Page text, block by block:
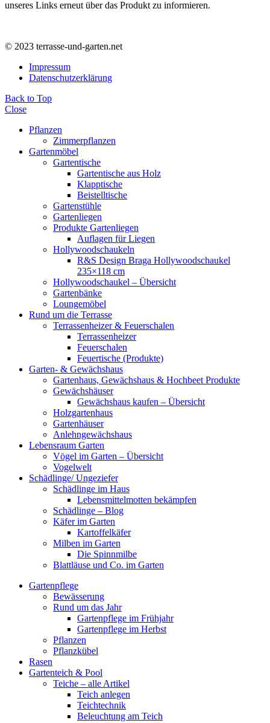
unseres Links erneut über das Produkt zu informieren.
© 2023 terrasse-und-garten.net
Impressum
Datenschutzerklärung
Back to Top
Close
Pflanzen
Zimmerpflanzen
Gartenmöbel
Gartentische
Gartentische aus Holz
Klapptische
Beistelltische
Gartenstühle
Gartenliegen
Produkte Gartenliegen
Auflagen für Liegen
Hollywoodschaukeln
R&S Design Braga Hollywoodschaukel
235×118 cm
Hollywoodschaukel – Übersicht
Gartenbänke
Loungemöbel
Rund um die Terrasse
Terrassenheizer & Feuerschalen
Terrassenheizer
Feuerschalen
Feuertische (Produkte)
Garten- & Gewächshaus
Gartenhaus, Gewächshaus & Hochbeet Produkte
Gewächshäuser
Gewächshaus kaufen – Übersicht
Holzgartenhaus
Gartenhäuser
Anlehngewächshaus
Lebensraum Garten
Vögel im Garten – Übersicht
Vogelwelt
Schädlinge/ Ungeziefer
Schädlinge im Haus
Lebensmittelmotten bekämpfen
Schädlinge – Blog
Käfer im Garten
Kartoffelkäfer
Milben im Garten
Die Spinnmilbe
Blattläuse und Co. im Garten
Gartenpflege
Bewässerung
Rund um das Jahr
Gartenpflege im Frühjahr
Gartenpflege im Herbst
Pflanzen
Pflanzkübel
Rasen
Gartenteich & Pool
Teiche – alle Artikel
Teich anlegen
Teichtechnik
Beleuchtung am Teich